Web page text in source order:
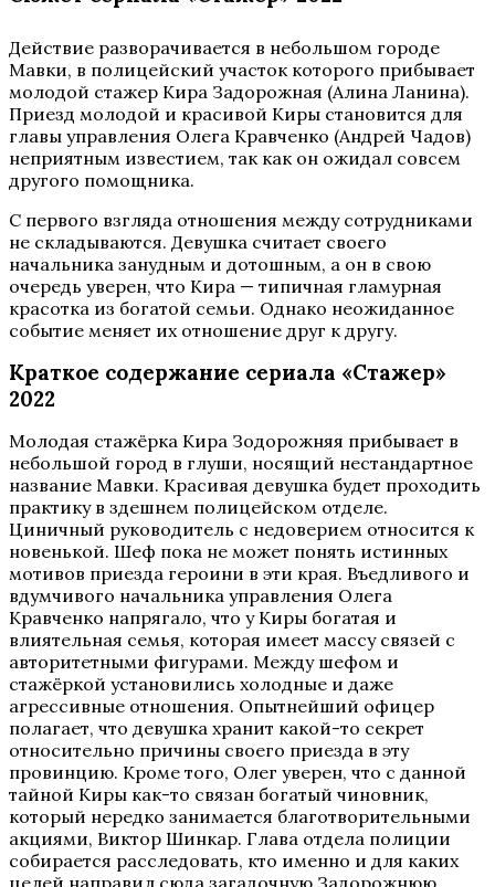
Действие разворачивается в небольшом городе
Мавки, в полицейский участок которого прибывает
молодой стажер Кира Задорожная (Алина Ланина).
Приезд молодой и красивой Киры становится для
главы управления Олега Кравченко (Андрей Чадов)
неприятным известием, так как он ожидал совсем
другого помощника.
С первого взгляда отношения между сотрудниками
не складываются. Девушка считает своего
начальника занудным и дотошным, а он в свою
очередь уверен, что Кира — типичная гламурная
красотка из богатой семьи. Однако неожиданное
событие меняет их отношение друг к другу.
Краткое содержание сериала «Стажер»
2022
Молодая стажёрка Кира Зодорожняя прибывает в
небольшой город в глуши, носящий нестандартное
название Мавки. Красивая девушка будет проходить
практику в здешнем полицейском отделе.
Циничный руководитель с недоверием относится к
новенькой. Шеф пока не может понять истинных
мотивов приезда героини в эти края. Въедливого и
вдумчивого начальника управления Олега
Кравченко напрягало, что у Киры богатая и
влиятельная семья, которая имеет массу связей с
авторитетными фигурами. Между шефом и
стажёркой установились холодные и даже
агрессивные отношения. Опытнейший офицер
полагает, что девушка хранит какой-то секрет
относительно причины своего приезда в эту
провинцию. Кроме того, Олег уверен, что с данной
тайной Киры как-то связан богатый чиновник,
который нередко занимается благотворительными
акциями, Виктор Шинкар. Глава отдела полиции
собирается расследовать, кто именно и для каких
целей направил сюда загадочную Задорожнюю,